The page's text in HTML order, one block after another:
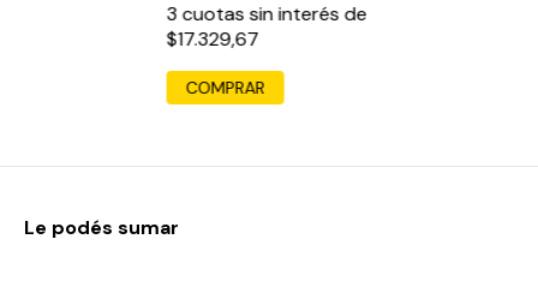
3 cuotas sin interés de
$17.329,67
COMPRAR
Le podés sumar